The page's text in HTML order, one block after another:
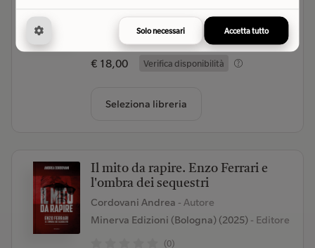
(0)
€ 18,00 Verifica disponibilità
Seleziona libreria
Il mito da rapire. Enzo Ferrari e
l'ombra dei sequestri
Cordovani Andrea - Autore
Minerva Edizioni (Bologna) (2025)- Editore
(0)
Solo necessari Accetta tutto